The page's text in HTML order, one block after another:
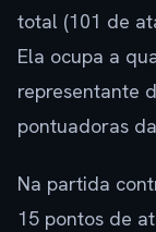
total (101 de
Ela ocupa a
representante
pontuadoras
Na partida
15 pontos de